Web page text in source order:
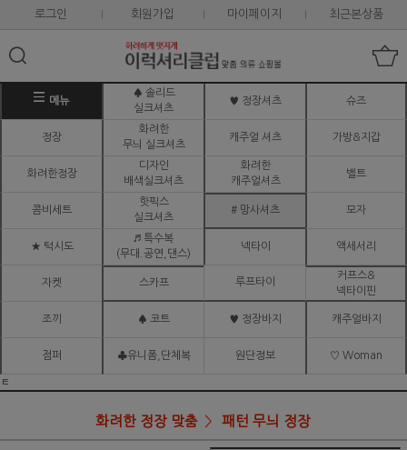
로그인 회원가입 마이페이지 최근본상품
메뉴
♠ 솔리드
실크셔츠
♥ 정장셔츠 슈즈
정장
화려한
무늬 실크셔츠
캐주얼 셔츠 가방&지갑
화려한정장
디자인
배색실크셔츠
화려한
캐주얼셔츠
벨트
콤비세트
핫픽스
실크셔츠
# 망사셔츠 모자
★ 턱시도
♬ 특수복
(무대.공연,댄스)
넥타이 액세서리
자켓 스카프 루프타이
커프스&
넥타이핀
조끼 ♠ 코트 ♥ 정장바지 캐주얼바지
점퍼 ♣유니폼,단체복 원단정보 ♡ Woman
ㅌ
화려한 정장 맞춤 패턴 무늬 정장